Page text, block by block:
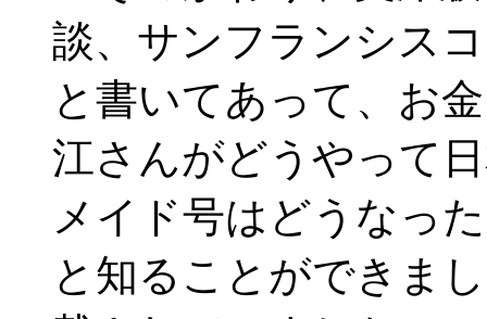
談、サンフランシス
と書いてあって、お
江さんがどうやって
メイド号はどうなっ
と知ることができま